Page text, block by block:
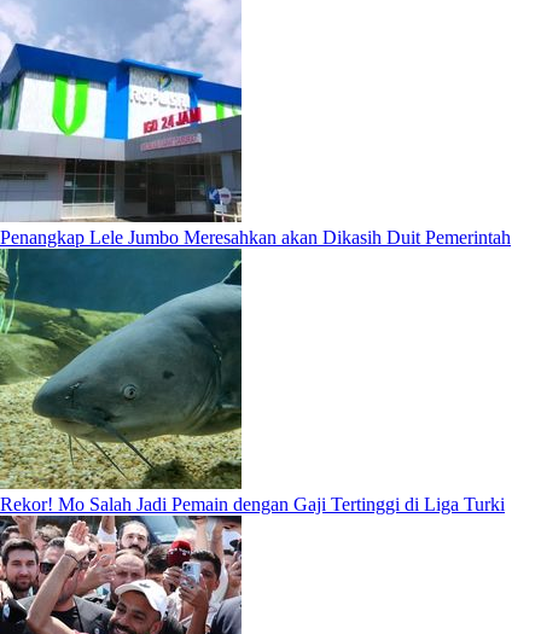
Penangkap Lele Jumbo Meresahkan akan Dikasih Duit Pemerintah
Rekor! Mo Salah Jadi Pemain dengan Gaji Tertinggi di Liga Turki